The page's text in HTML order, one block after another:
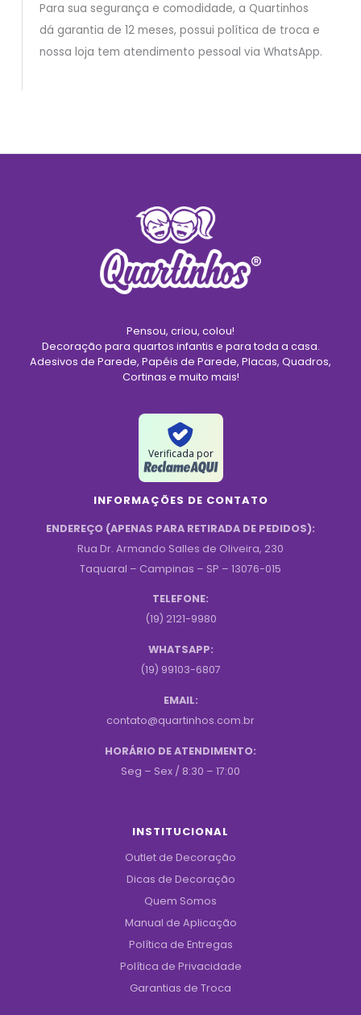
Para sua segurança e comodidade, a Quartinhos
dá garantia de 12 meses, possui política de troca e
nossa loja tem atendimento pessoal via WhatsApp.
Pensou, criou, colou!
Decoração para quartos infantis e para toda a casa.
Adesivos de Parede, Papéis de Parede, Placas, Quadros,
Cortinas e muito mais!
Verificada por
INFORMAÇÕES DE CONTATO
ENDEREÇO (APENAS PARA RETIRADA DE PEDIDOS):
Rua Dr. Armando Salles de Oliveira, 230
Taquaral – Campinas – SP – 13076-015
TELEFONE:
(19) 2121-9980
WHATSAPP:
(19) 99103-6807
EMAIL:
contato@quartinhos.com.br
HORÁRIO DE ATENDIMENTO:
Seg – Sex / 8:30 – 17:00
INSTITUCIONAL
Outlet de Decoração
Dicas de Decoração
Quem Somos
Manual de Aplicação
Política de Entregas
Política de Privacidade
Garantias de Troca